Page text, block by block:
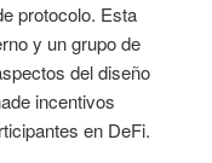
protocolo. Esta
y un grupo de
del diseño
incentivos
en DeFi.